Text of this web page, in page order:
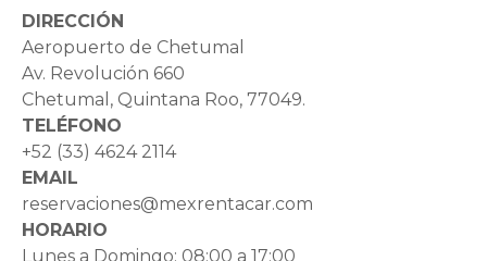
DIRECCIÓN
Aeropuerto de Chetumal
Av. Revolución 660
Chetumal, Quintana Roo, 77049.
TELÉFONO
+52 (33) 4624 2114
EMAIL
reservaciones@mexrentacar.com
HORARIO
Lunes a Domingo: 08:00 a 17:00